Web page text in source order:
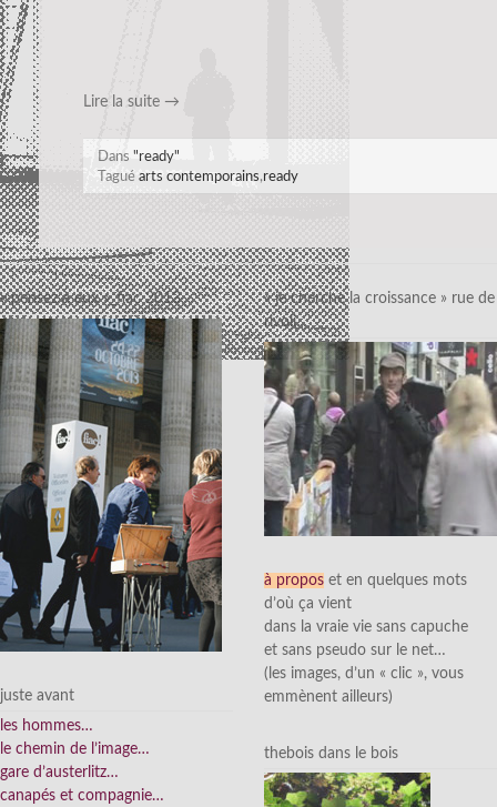
Lire la suite →
Dans "ready"
Tagué arts contemporains,ready
« pensez à eux »_fiac 2013
juste avant
les hommes…
le chemin de l’image…
gare d’austerlitz…
canapés et compagnie…
« je cherche la croissance » rue de
rivoli
à propos et en quelques mots
d’où ça vient
dans la vraie vie sans capuche
et sans pseudo sur le net…
(les images, d’un « clic », vous
emmènent ailleurs)
thebois dans le bois